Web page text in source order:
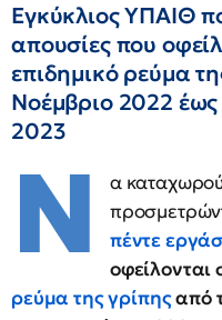
Εγκύκλιος ΥΠΑΙΘ
απουσίες που
επιδημικό ρεύμα
Νοέμβριο 2022
2023
Ν
α
πέντε
οφείλονται
ρεύμα της γρίπηςαπό